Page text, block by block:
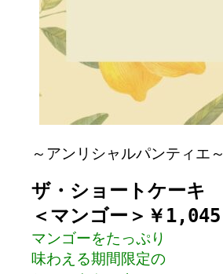
～アンリシャルパンティエ～
ザ・ショートケーキ
＜マンゴー＞￥1,045
マンゴーをたっぷり
味わえる期間限定の